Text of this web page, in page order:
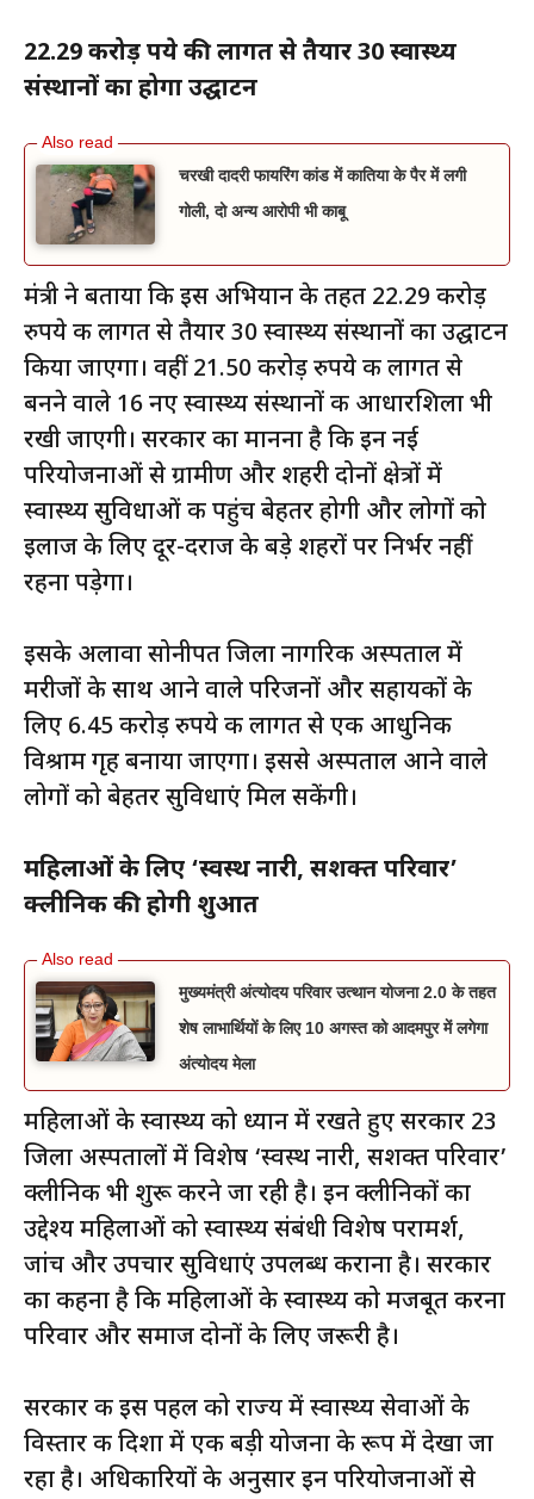
22.29 करोड़ रुपये की लागत से तैयार 30 स्वास्थ्य
संस्थानों का होगा उद्घाटन
चरखी दादरी फायरिंग कांड में कातिया के पैर में लगी
गोली, दो अन्य आरोपी भी काबू
मंत्री ने बताया कि इस अभियान के तहत 22.29 करोड़
रुपये की लागत से तैयार 30 स्वास्थ्य संस्थानों का उद्घाटन
किया जाएगा। वहीं 21.50 करोड़ रुपये की लागत से
बनने वाले 16 नए स्वास्थ्य संस्थानों की आधारशिला भी
रखी जाएगी। सरकार का मानना है कि इन नई
परियोजनाओं से ग्रामीण और शहरी दोनों क्षेत्रों में
स्वास्थ्य सुविधाओं की पहुंच बेहतर होगी और लोगों को
इलाज के लिए दूर-दराज के बड़े शहरों पर निर्भर नहीं
रहना पड़ेगा।
इसके अलावा सोनीपत जिला नागरिक अस्पताल में
मरीजों के साथ आने वाले परिजनों और सहायकों के
लिए 6.45 करोड़ रुपये की लागत से एक आधुनिक
विश्राम गृह बनाया जाएगा। इससे अस्पताल आने वाले
लोगों को बेहतर सुविधाएं मिल सकेंगी।
महिलाओं के लिए ‘स्वस्थ नारी, सशक्त परिवार’
क्लीनिक की होगी शुरुआत
मुख्यमंत्री अंत्योदय परिवार उत्थान योजना 2.0 के तहत
शेष लाभार्थियों के लिए 10 अगस्त को आदमपुर में लगेगा
अंत्योदय मेला
महिलाओं के स्वास्थ्य को ध्यान में रखते हुए सरकार 23
जिला अस्पतालों में विशेष ‘स्वस्थ नारी, सशक्त परिवार’
क्लीनिक भी शुरू करने जा रही है। इन क्लीनिकों का
उद्देश्य महिलाओं को स्वास्थ्य संबंधी विशेष परामर्श,
जांच और उपचार सुविधाएं उपलब्ध कराना है। सरकार
का कहना है कि महिलाओं के स्वास्थ्य को मजबूत करना
परिवार और समाज दोनों के लिए जरूरी है।
सरकार की इस पहल को राज्य में स्वास्थ्य सेवाओं के
विस्तार की दिशा में एक बड़ी योजना के रूप में देखा जा
रहा है। अधिकारियों के अनुसार इन परियोजनाओं से